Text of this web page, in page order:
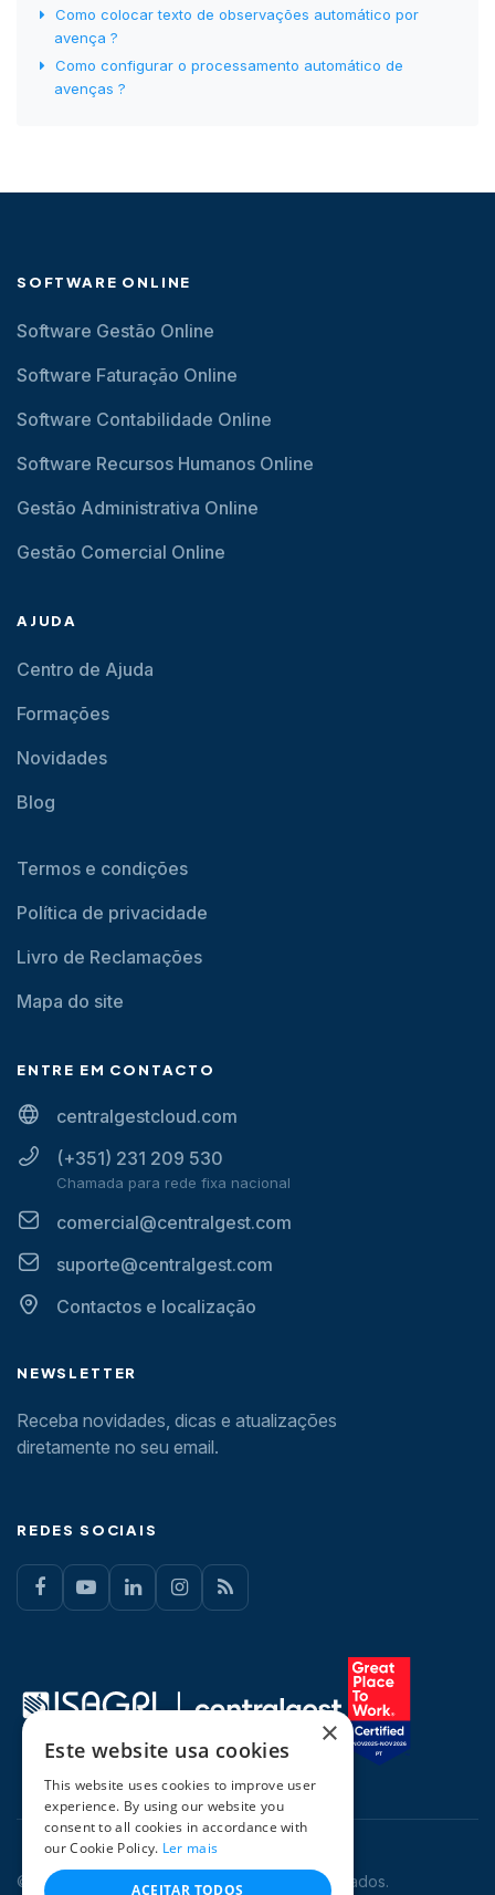
Como colocar texto de observações automático por
avença ?
Como configurar o processamento automático de
avenças ?
SOFTWARE ONLINE
Software Gestão Online
Software Faturação Online
Software Contabilidade Online
Software Recursos Humanos Online
Gestão Administrativa Online
Gestão Comercial Online
AJUDA
Centro de Ajuda
Formações
Novidades
Blog
Termos e condições
Política de privacidade
Livro de Reclamações
Mapa do site
ENTRE EM CONTACTO
centralgestcloud.com
(+351) 231 209 530
Chamada para rede fixa nacional
comercial@centralgest.com
suporte@centralgest.com
Contactos e localização
NEWSLETTER
Receba novidades, dicas e atualizações
diretamente no seu email.
REDES SOCIAIS
© 2026 CentralGest. Todos os direitos reservados.
×
Este website usa cookies
This website uses cookies to improve user
experience. By using our website you
consent to all cookies in accordance with
our Cookie Policy. Ler mais
ACEITAR TODOS